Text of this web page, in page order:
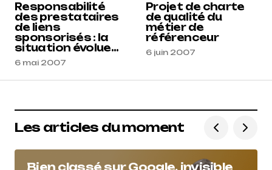
Responsabilité
des prestataires
de liens
sponsorisés : la
situation évolue...
6 mai 2007
Projet de charte
de qualité du
métier de
référenceur
6 juin 2007
Les articles du moment
Bien classé sur Google, invisible